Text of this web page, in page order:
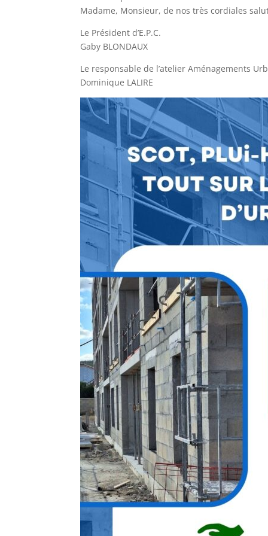
Madame, Monsieur, de nos très cordiales
Le Président d’E.P.C.
Gaby BLONDAUX
Le responsable de l’atelier Aménagements
Dominique LALIRE